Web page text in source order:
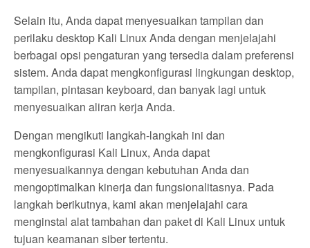
Selain itu, Anda dapat menyesuaikan tampilan dan
perilaku desktop Kali Linux Anda dengan menjelajahi
berbagai opsi pengaturan yang tersedia dalam preferensi
sistem. Anda dapat mengkonfigurasi lingkungan desktop,
tampilan, pintasan keyboard, dan banyak lagi untuk
menyesuaikan aliran kerja Anda.
Dengan mengikuti langkah-langkah ini dan
mengkonfigurasi Kali Linux, Anda dapat
menyesuaikannya dengan kebutuhan Anda dan
mengoptimalkan kinerja dan fungsionalitasnya. Pada
langkah berikutnya, kami akan menjelajahi cara
menginstal alat tambahan dan paket di Kali Linux untuk
tujuan keamanan siber tertentu.